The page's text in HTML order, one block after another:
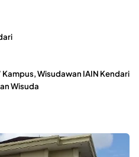
Wisudawan IAIN Kendari
Wisuda